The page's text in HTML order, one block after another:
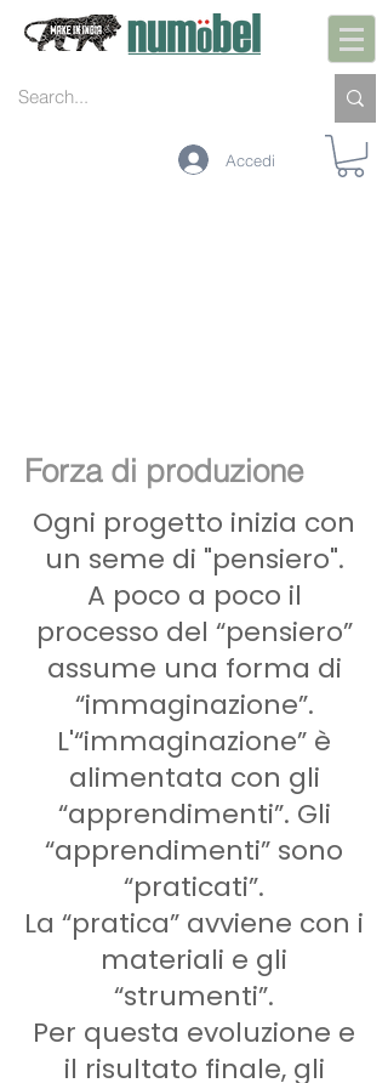
Accedi
Forza di produzione
Ogni progetto inizia con
un seme di "pensiero".
A poco a poco il
processo del “pensiero”
assume una forma di
“immaginazione”.
L'“immaginazione” è
alimentata con gli
“apprendimenti”. Gli
“apprendimenti” sono
“praticati”.
La “pratica” avviene con i
materiali e gli
“strumenti”.
Per questa evoluzione e
il risultato finale, gli